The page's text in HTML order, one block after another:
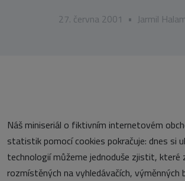
27. června 2001 • Jarmil
Náš miniseriál o fiktivním internetovém
statistik pomocí cookies pokračuje: dnes si
technologií můžeme jednoduše zjistit, které
rozmístěných na vyhledávačích, výměnných